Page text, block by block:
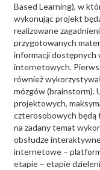
Based Learning), w
wykonując projekt
realizowane
przygotowanych
informacji dostępnych
internetowych.
również
mózgów (brainstorm).
projektowych,
czterosobowych będą
na zadany temat
obsłudze
internetowe –
etapie – etapie